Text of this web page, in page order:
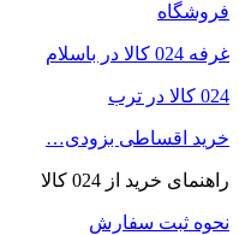
فروشگاه
غرفه 024 کالا در باسلام
024 کالا در ترب
خرید اقساطی بزودی…
راهنمای خرید از 024 کالا
نحوه ثبت سفارش